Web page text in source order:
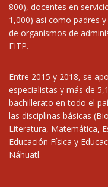
800), docentes en
1,000) así como padres
de organismos de
EITP.
Entre 2015 y 2018, se
especialistas y más de
bachillerato en todo el
las disciplinas básicas
Literatura, Matemática,
Educación Física y
Náhuatl.